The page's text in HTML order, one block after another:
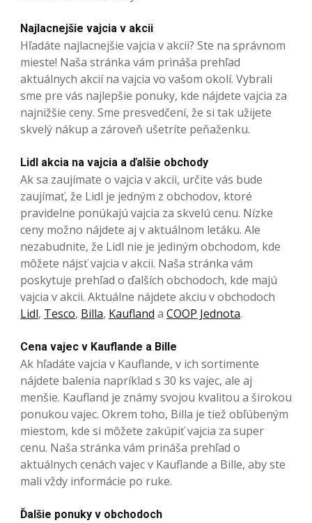
Najlacnejšie vajcia v akcii
Hľadáte najlacnejšie vajcia v akcii? Ste na správnom
mieste! Naša stránka vám prináša prehľad
aktuálnych akcií na vajcia vo vašom okolí. Vybrali
sme pre vás najlepšie ponuky, kde nájdete vajcia za
najnižšie ceny. Sme presvedčení, že si tak užijete
skvelý nákup a zároveň ušetríte peňaženku.
Lidl akcia na vajcia a ďalšie obchody
Ak sa zaujímate o vajcia v akcii, určite vás bude
zaujímať, že Lidl je jedným z obchodov, ktoré
pravidelne ponúkajú vajcia za skvelú cenu. Nízke
ceny možno nájdete aj v aktuálnom letáku. Ale
nezabudnite, že Lidl nie je jediným obchodom, kde
môžete nájsť vajcia v akcii. Naša stránka vám
poskytuje prehľad o ďalších obchodoch, kde majú
vajcia v akcii. Aktuálne nájdete akciu v obchodoch
Lidl, Tesco, Billa, Kaufland a COOP Jednota.
Cena vajec v Kauflande a Bille
Ak hľadáte vajcia v Kauflande, v ich sortimente
nájdete balenia napríklad s 30 ks vajec, ale aj
menšie. Kaufland je známy svojou kvalitou a širokou
ponukou vajec. Okrem toho, Billa je tiež obľúbeným
miestom, kde si môžete zakúpiť vajcia za super
cenu. Naša stránka vám prináša prehľad o
aktuálnych cenách vajec v Kauflande a Bille, aby ste
mali vždy informácie po ruke.
Ďalšie ponuky v obchodoch